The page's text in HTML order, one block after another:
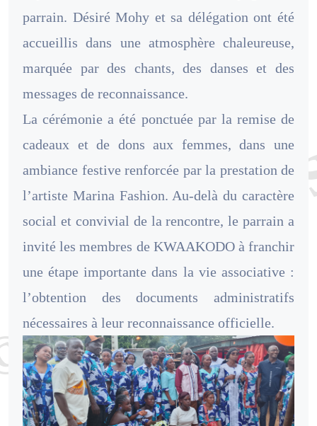
parrain. Désiré Mohy et sa délégation ont été
accueillis dans une atmosphère chaleureuse,
marquée par des chants, des danses et des
messages de reconnaissance.
La cérémonie a été ponctuée par la remise de
cadeaux et de dons aux femmes, dans une
ambiance festive renforcée par la prestation de
l’artiste Marina Fashion. Au-delà du caractère
social et convivial de la rencontre, le parrain a
invité les membres de KWAAKODO à franchir
une étape importante dans la vie associative :
l’obtention des documents administratifs
nécessaires à leur reconnaissance officielle.